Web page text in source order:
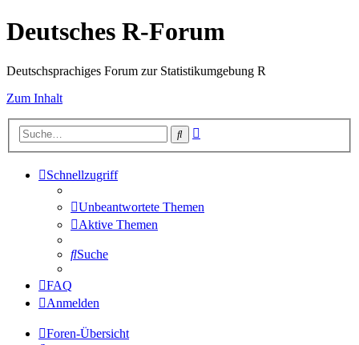
Deutsches R-Forum
Deutschsprachiges Forum zur Statistikumgebung R
Zum Inhalt
Suche
Schnellzugriff
Unbeantwortete Themen
Aktive Themen
Suche
FAQ
Anmelden
Foren-Übersicht